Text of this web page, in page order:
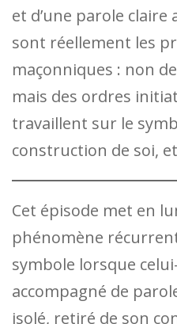
et d’une parole claire
sont réellement les
maçonniques : non
mais des ordres
travaillent sur le
construction de soi,
Cet épisode met en
phénomène
symbole lorsque
accompagné de
isolé, retiré de son